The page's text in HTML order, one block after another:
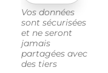
Vos données
sont sécurisées
et ne seront
jamais
partagées avec
des tiers